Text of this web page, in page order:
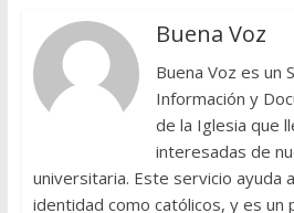
Buena Voz
Buena Voz es un
Información y
de la Iglesia que
interesadas de
universitaria. Este servicio ayuda
identidad como católicos, y es un